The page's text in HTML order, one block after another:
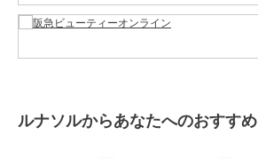
ルナソルからあなたへのおすすめ